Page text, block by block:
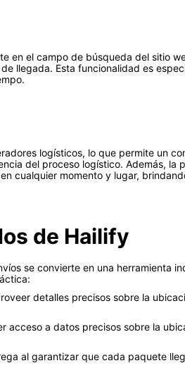
en el campo de búsqueda del sitio
llegada. Esta funcionalidad es
logísticos, lo que permite un
del proceso logístico. Además, la
cualquier momento y lugar,
de Hailify
se convierte en una herramienta
detalles precisos sobre la
acceso a datos precisos sobre la
al garantizar que cada paquete